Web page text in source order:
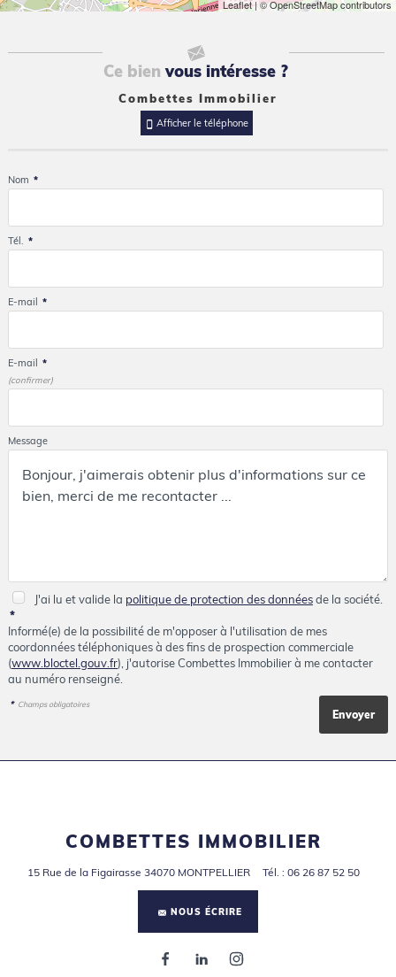
Leaflet| © OpenStreetMap contributors
Ce bienvous intéresse ?
Combettes Immobilier
Afficher le téléphone
Nom *
Tél. *
E-mail *
E-mail *
(confirmer)
Message
J'ai lu et valide la politique de protection des donnéesde la société.
*
Informé(e) de la possibilité de m'opposer à l'utilisation de mes
coordonnées téléphoniques à des fins de prospection commerciale
(www.bloctel.gouv.fr), j'autorise Combettes Immobilier à me contacter
au numéro renseigné.
* Champs obligatoires
COMBETTES IMMOBILIER
15 Rue de la Figairasse 34070 MONTPELLIER Tél. : 06 26 87 52 50
NOUS ÉCRIRE